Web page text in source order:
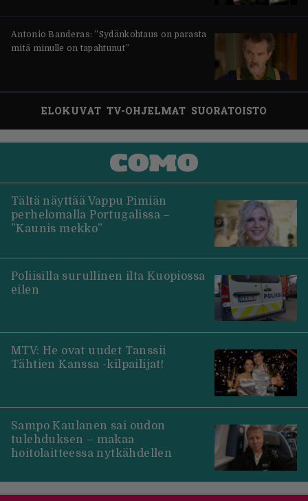
Antonio Banderas: ”Sydänkohtaus on parasta
mitä minulle on tapahtunut”
ELOKUVAT TV-OHJELMAT SUORATOISTO
Tältä näyttää Vappu Pimiän
perhelomalla Portugalissa –
”Kaunis mekko”
Poliisilla surullinen ilta Kuopiossa
eilen
MTV: He ovat uudet Tanssii
Tähtien Kanssa -kilpailijat!
Sampo Kaulanen sai oudon
tulehduksen – makaa
hoitolaitteessa nytkähdellen